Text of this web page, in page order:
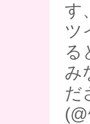
す、
ツ
る
み
だ